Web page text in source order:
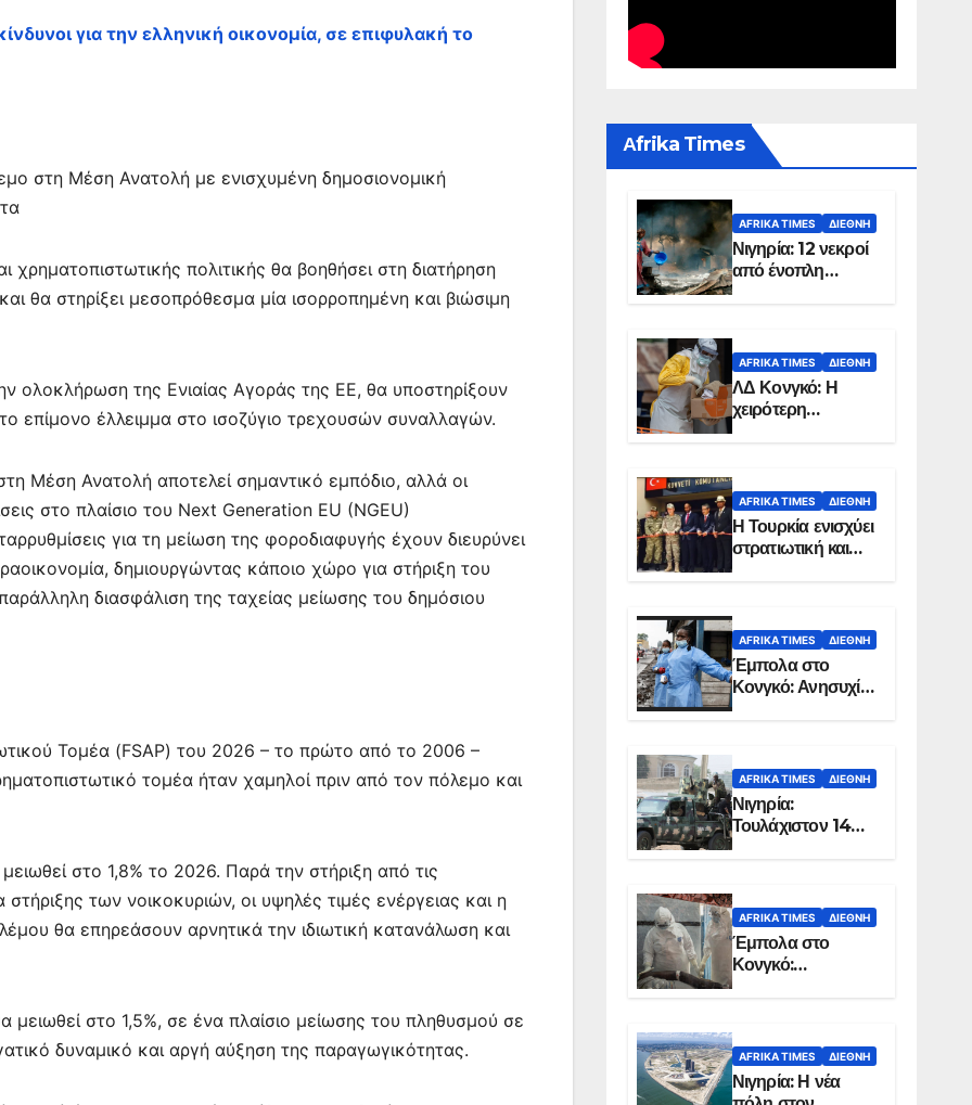
για την ελληνική οικονομία, σε επιφυλακή το
στη Μέση Ανατολή με ενισχυμένη δημοσιονομική
πολιτικής θα βοηθήσει στη διατήρηση
θα στηρίξει μεσοπρόθεσμα μία ισορροπημένη και βιώσιμη
ολοκλήρωση της Ενιαίας Αγοράς της ΕΕ, θα υποστηρίξουν
επίμονο έλλειμμα στο ισοζύγιο τρεχουσών συναλλαγών.
Μέση Ανατολή αποτελεί σημαντικό εμπόδιο, αλλά οι
στο πλαίσιο του Next Generation EU (NGEU)
για τη μείωση της φοροδιαφυγής έχουν διευρύνει
δημιουργώντας κάποιο χώρο για στήριξη του
διασφάλιση της ταχείας μείωσης του δημόσιου
Τομέα (FSAP) του 2026 – το πρώτο από το 2006 –
τομέα ήταν χαμηλοί πριν από τον πόλεμο και
στο 1,8% το 2026. Παρά την στήριξη από τις
των νοικοκυριών, οι υψηλές τιμές ενέργειας και η
θα επηρεάσουν αρνητικά την ιδιωτική κατανάλωση και
στο 1,5%, σε ένα πλαίσιο μείωσης του πληθυσμού σε
δυναμικό και αργή αύξηση της παραγωγικότητας.
Αfrika Times
AFRIKA TIMES ΔΙΕΘΝΉ
Νιγηρία: 12 νεκροί
από ένοπλη
επίθεση σε χωριό
AFRIKA TIMES ΔΙΕΘΝΉ
ΛΔ Κονγκό: Η
χειρότερη
επιδημία Έμπολα
χώρας
AFRIKA TIMES ΔΙΕΘΝΉ
Η Τουρκία ενισχύει
στρατιωτική και
ενεργειακή
Σομαλία
AFRIKA TIMES ΔΙΕΘΝΉ
Έμπολα στο
Κονγκό: Ανησυχία
για τη μεγάλη
AFRIKA TIMES ΔΙΕΘΝΉ
Νιγηρία:
Τουλάχιστον 14
νεκροί από
στην Οτούκπο
AFRIKA TIMES ΔΙΕΘΝΉ
Έμπολα στο
Κονγκό:
Ξεπέρασαν τους
AFRIKA TIMES ΔΙΕΘΝΉ
Νιγηρία: Η νέα